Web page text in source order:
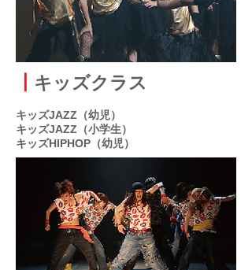
キッズクラス
キッズJAZZ（幼児）
キッズJAZZ（小学生）
キッズHIPHOP（幼児​）